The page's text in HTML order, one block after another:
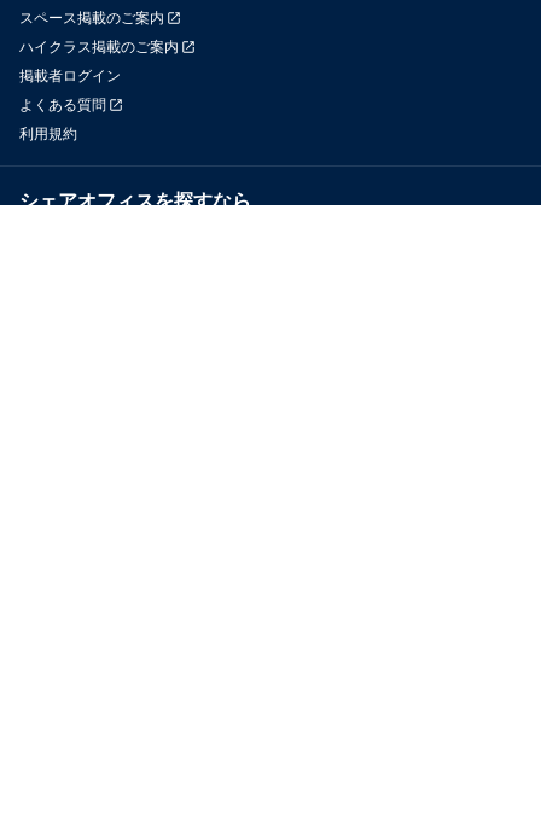
スペース掲載のご案内
ハイクラス掲載のご案内
掲載者ログイン
よくある質問
利用規約
シェアオフィスを探すなら